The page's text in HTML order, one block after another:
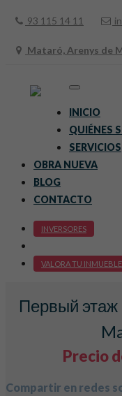
93 115 14 11
Mataró, Arenys de
Toggle
INICIO
QUIÉNES
SERVICIOS
OBRA NUEVA
BLOG
CONTACTO
INVERSORES
VALORA TU
Первый этаж
Precio
Compartir en redes